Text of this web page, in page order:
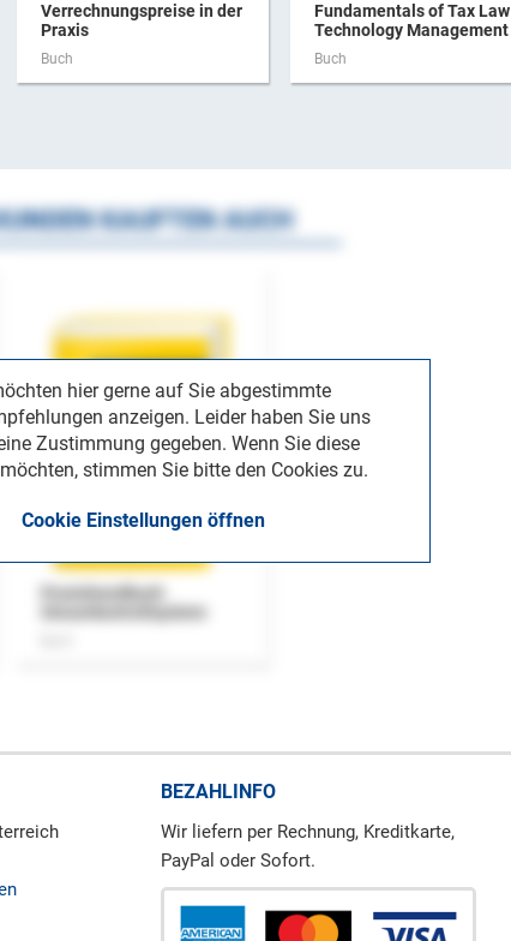
Verrechnungspreise in der
Praxis
Buch
Fundamentals of Tax Law
Technology Management
Buch
hier gerne auf Sie abgestimmte
anzeigen. Leider haben Sie uns
Zustimmung gegeben. Wenn Sie diese
stimmen Sie bitte den Cookies zu.
Cookie Einstellungen öffnen
KAUFTEN AUCH
Praxishandbuch
BEZAHLINFO
Wir liefern per Rechnung, Kreditkarte,
PayPal oder Sofort.